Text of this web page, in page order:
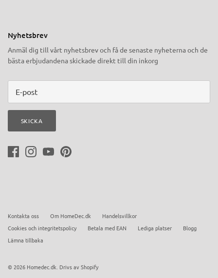
Nyhetsbrev
Anmäl dig till vårt nyhetsbrev och få de senaste nyheterna och de
bästa erbjudandena skickade direkt till din inkorg
SKICKA
Kontakta oss Om HomeDec.dk
Handelsvillkor
Cookies och integritetspolicy
Betala med EAN Lediga platser
Blogg
Lämna tillbaka
© 2026 Homedec.dk Drivs av Shopify